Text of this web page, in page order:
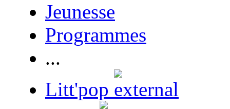
Jeunesse
Programmes
...
Litt'pop